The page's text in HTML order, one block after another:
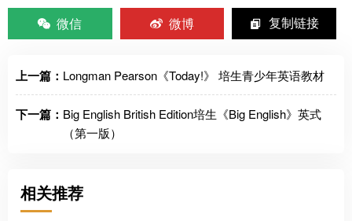
微信
微博 复制链接
上一篇： Longman Pearson《Today!》 培生青少年英语教材
下一篇： Big English British Edition培生《Big English》英式
（第一版）
相关推荐